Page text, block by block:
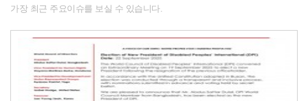
가장 최근 주요이슈를 보실 수 있습니다.